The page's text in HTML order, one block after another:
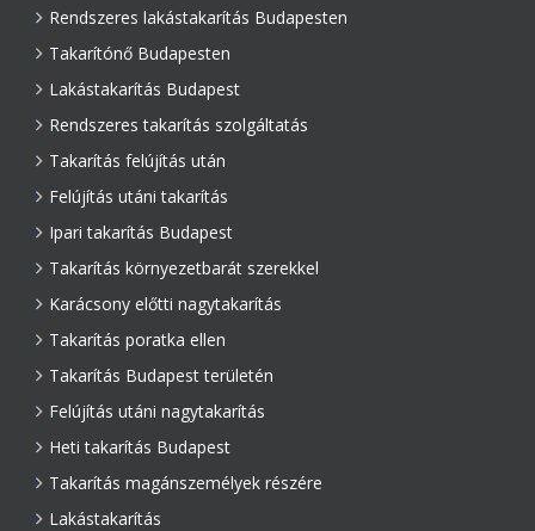
Rendszeres lakástakarítás Budapesten
Takarítónő Budapesten
Lakástakarítás Budapest
Rendszeres takarítás szolgáltatás
Takarítás felújítás után
Felújítás utáni takarítás
Ipari takarítás Budapest
Takarítás környezetbarát szerekkel
Karácsony előtti nagytakarítás
Takarítás poratka ellen
Takarítás Budapest területén
Felújítás utáni nagytakarítás
Heti takarítás Budapest
Takarítás magánszemélyek részére
Lakástakarítás